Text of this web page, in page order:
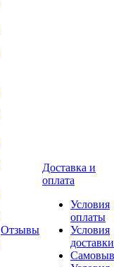
Отзывы
Доставка и
оплата
Условия
оплаты
Условия
доставки